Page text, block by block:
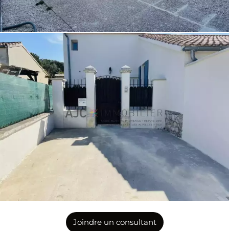
Joindre un consultant